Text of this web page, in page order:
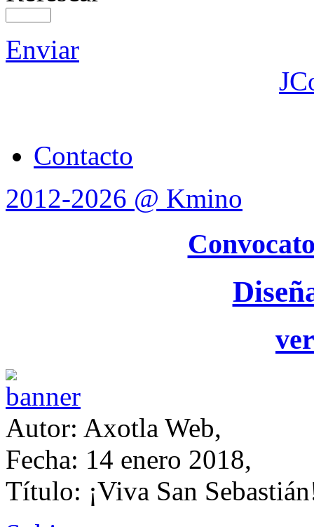
Enviar
Contacto
2012-2026 @ Kmino
Autor: Axotla Web,
Fecha: 14 enero 2018,
Título: ¡Viva San